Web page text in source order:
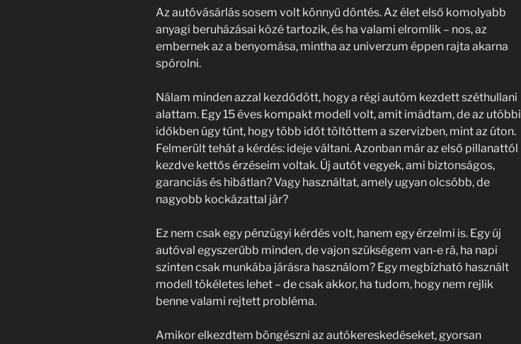
Az autóvásárlás sosem volt könnyű döntés. Az élet első komolyabb
anyagi beruházásai közé tartozik, és ha valami elromlik – nos, az
embernek az a benyomása, mintha az univerzum éppen rajta akarna
spórolni.
Nálam minden azzal kezdődött, hogy a régi autóm kezdett széthullani
alattam. Egy 15 éves kompakt modell volt, amit imádtam, de az utóbbi
időkben úgy tűnt, hogy több időt töltöttem a szervizben, mint az úton.
Felmerült tehát a kérdés: ideje váltani. Azonban már az első pillanattól
kezdve kettős érzéseim voltak. Új autót vegyek, ami biztonságos,
garanciás és hibátlan? Vagy használtat, amely ugyan olcsóbb, de
nagyobb kockázattal jár?
Ez nem csak egy pénzügyi kérdés volt, hanem egy érzelmi is. Egy új
autóval egyszerűbb minden, de vajon szükségem van-e rá, ha napi
szinten csak munkába járásra használom? Egy megbízható használt
modell tökéletes lehet – de csak akkor, ha tudom, hogy nem rejlik
benne valami rejtett probléma.
Amikor elkezdtem böngészni az autókereskedéseket, gyorsan